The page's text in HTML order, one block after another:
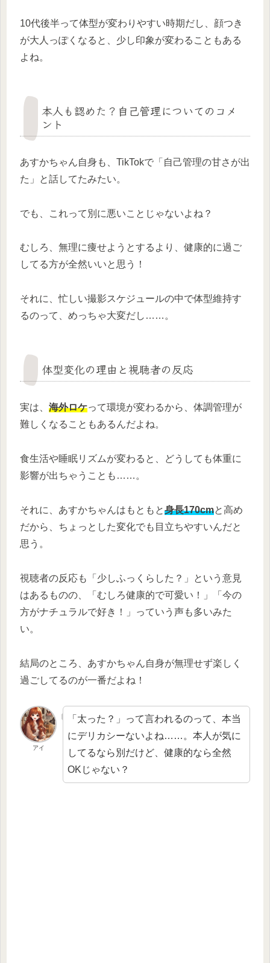
10代後半って体型が変わりやすい時期だし、顔つき
が大人っぽくなると、少し印象が変わることもある
よね。
本人も認めた？自己管理についてのコメ
ント
あすかちゃん自身も、TikTokで「自己管理の甘さが出
た」と話してたみたい。
でも、これって別に悪いことじゃないよね？
むしろ、無理に痩せようとするより、健康的に過ご
してる方が全然いいと思う！
それに、忙しい撮影スケジュールの中で体型維持す
るのって、めっちゃ大変だし……。
体型変化の理由と視聴者の反応
実は、 海外ロケって環境が変わるから、体調管理が
難しくなることもあるんだよね。
食生活や睡眠リズムが変わると、どうしても体重に
影響が出ちゃうことも……。
それに、あすかちゃんはもともと身長170cmと高め
だから、ちょっとした変化でも目立ちやすいんだと
思う。
視聴者の反応も「少しふっくらした？」という意見
はあるものの、「むしろ健康的で可愛い！」「今の
方がナチュラルで好き！」っていう声も多いみた
い。
結局のところ、あすかちゃん自身が無理せず楽しく
過ごしてるのが一番だよね！
アイ
「太った？」って言われるのって、本当
にデリカシーないよね……。本人が気に
してるなら別だけど、健康的なら全然
OKじゃない？